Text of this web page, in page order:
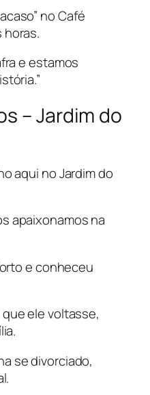
no Café
horas.
e estamos
– Jardim do
aqui no Jardim do
apaixonamos na
e conheceu
ele voltasse,
se divorciado,